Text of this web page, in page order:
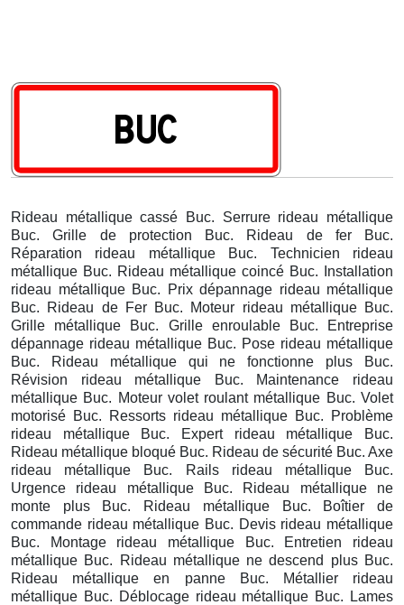
Rideau métallique cassé Buc. Serrure rideau métallique
Buc. Grille de protection Buc. Rideau de fer Buc.
Réparation rideau métallique Buc. Technicien rideau
métallique Buc. Rideau métallique coincé Buc. Installation
rideau métallique Buc. Prix dépannage rideau métallique
Buc. Rideau de Fer Buc. Moteur rideau métallique Buc.
Grille métallique Buc. Grille enroulable Buc. Entreprise
dépannage rideau métallique Buc. Pose rideau métallique
Buc. Rideau métallique qui ne fonctionne plus Buc.
Révision rideau métallique Buc. Maintenance rideau
métallique Buc. Moteur volet roulant métallique Buc. Volet
motorisé Buc. Ressorts rideau métallique Buc. Problème
rideau métallique Buc. Expert rideau métallique Buc.
Rideau métallique bloqué Buc. Rideau de sécurité Buc. Axe
rideau métallique Buc. Rails rideau métallique Buc.
Urgence rideau métallique Buc. Rideau métallique ne
monte plus Buc. Rideau métallique Buc. Boîtier de
commande rideau métallique Buc. Devis rideau métallique
Buc. Montage rideau métallique Buc. Entretien rideau
métallique Buc. Rideau métallique ne descend plus Buc.
Rideau métallique en panne Buc. Métallier rideau
métallique Buc. Déblocage rideau métallique Buc. Lames